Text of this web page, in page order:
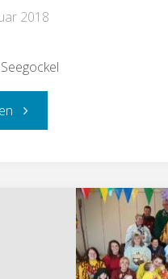
2018
"Einladung
Bockbierfest"